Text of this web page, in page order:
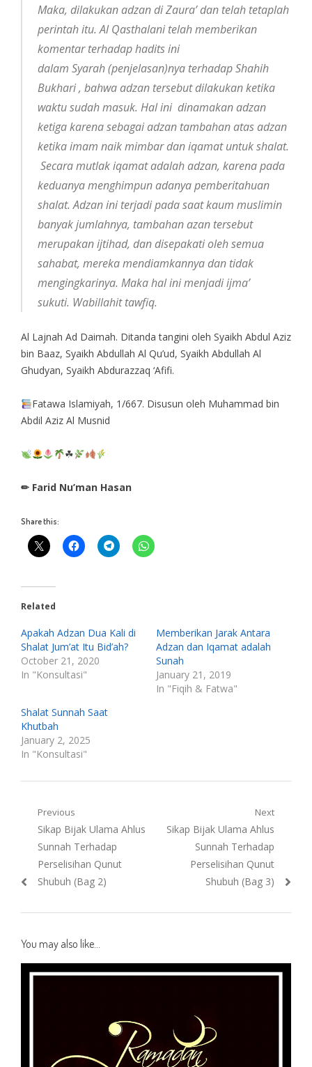
Maka, dilakukan adzan di Zaura’ dan telah tetaplah
perintah itu. Al Qasthalani telah memberikan
komentar terhadap hadits ini
dalam Syarah (penjelasan)nya terhadap Shahih
Bukhari , bahwa adzan tersebut dilakukan ketika
waktu sudah masuk. Hal ini dinamakan adzan
ketiga karena sebagai adzan tambahan atas adzan
ketika imam naik mimbar dan iqamat untuk shalat.
Secara mutlak iqamat adalah adzan, karena pada
keduanya menghimpun adanya pemberitahuan
shalat. Adzan ini terjadi pada saat kaum muslimin
banyak jumlahnya, tambahan azan tersebut
merupakan ijtihad, dan disepakati oleh semua
sahabat, mereka mendiamkannya dan tidak
mengingkarinya. Maka hal ini menjadi ijma’
sukuti. Wabillahit tawfiq.
Al Lajnah Ad Daimah. Ditanda tangini oleh Syaikh Abdul Aziz
bin Baaz, Syaikh Abdullah Al Qu’ud, Syaikh Abdullah Al
Ghudyan, Syaikh Abdurazzaq ‘Afifi.
Fatawa Islamiyah, 1/667. Disusun oleh Muhammad bin
Abdil Aziz Al Musnid
☘
✏ Farid Nu’man Hasan
Share this:
Related
Apakah Adzan Dua Kali di
Shalat Jum’at Itu Bid’ah?
October 21, 2020
In "Konsultasi"
Memberikan Jarak Antara
Adzan dan Iqamat adalah
Sunah
January 21, 2019
In "Fiqih & Fatwa"
Shalat Sunnah Saat
Khutbah
January 2, 2025
In "Konsultasi"
Post
navigation
Previous
Previous
post:
Sikap Bijak Ulama Ahlus
Sunnah Terhadap
Perselisihan Qunut
Shubuh (Bag 2)
Next
Next
Sikap Bijak Ulama Ahlus
Sunnah Terhadap
Perselisihan Qunut
Shubuh (Bag 3)
You may also like...